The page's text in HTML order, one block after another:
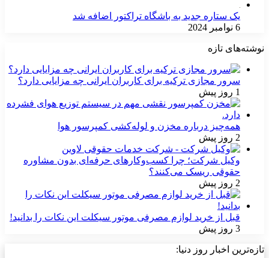
یک ستاره جدید به باشگاه تراکتور اضافه شد
6 نوامبر 2024
نوشته‌های تازه
سرور مجازی ترکیه برای کاربران ایرانی چه مزایایی دارد؟
1 روز پیش
همه‌چیز درباره مخزن و لوله‌کشی کمپرسور هوا
2 روز پیش
وکیل شرکت؛ چرا کسب‌وکارهای حرفه‌ای بدون مشاوره
حقوقی ریسک می‌کنند؟
2 روز پیش
قبل از خرید لوازم مصرفی موتور سیکلت این نکات را بدانید!
3 روز پیش
تازه‌ترین اخبار روز دنیا: